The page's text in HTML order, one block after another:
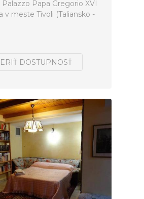
Papa Gregorio XVI
v meste Tivoli (Taliansko -
DOSTUPNOSŤ